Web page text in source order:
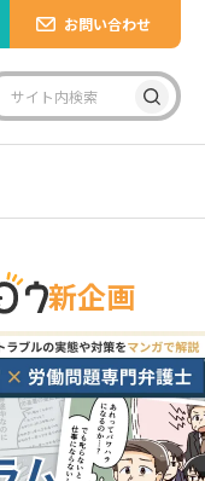
お問い合わせ
新企画